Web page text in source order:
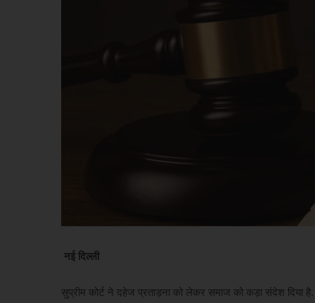
नई दिल्ली
सुप्रीम कोर्ट ने दहेज प्रताड़ना को लेकर समाज को कड़ा संदेश दिया